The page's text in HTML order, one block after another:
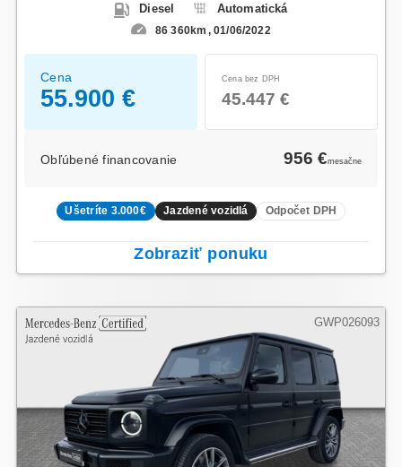
Diesel
Automatická
86 360km 01/06/2022
Cena
55.900 €
Cena bez DPH
45.447 €
Obľúbené financovanie 956 €mesačne
Ušetríte 3.000€ Jazdené vozidlá Odpočet DPH
Zobraziť ponuku
GWP026093